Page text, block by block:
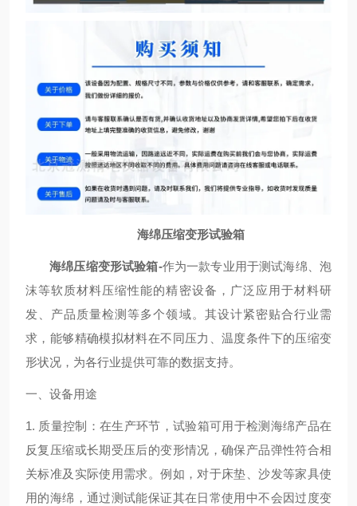
海绵压缩变形试验箱
海绵压缩变形试验箱-作为一款专业用于测试海绵、泡
沫等软质材料压缩性能的精密设备，广泛应用于材料研
发、产品质量检测等多个领域。其设计紧密贴合行业需
求，能够精确模拟材料在不同压力、温度条件下的压缩变
形状况，为各行业提供可靠的数据支持。
一、设备用途
1. 质量控制：在生产环节，试验箱可用于检测海绵产品在
反复压缩或长期受压后的变形情况，确保产品弹性符合相
关标准及实际使用需求。例如，对于床垫、沙发等家具使
用的海绵，通过测试能保证其在日常使用中不会因过度变